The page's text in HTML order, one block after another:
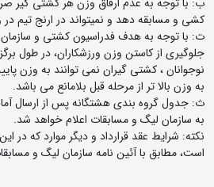
کشی و مسابقه دهد و نمیتواند در ارنج تیم در
ت: با توجه به هدف فدراسیون کشتی و
جلوگیری از کاستن وزن ورزشکاران، در طول
نوجوانان ، کشتی گیران نمی توانند به وزن
به وزن بالا تر از مرحله قبل بلامانع می باشد.
ث: جدول گروه بندی هشتگانه پس از ارسال
به سازمان لیگ و مسابقات اعلام خواهد شد.
نکته: شرایط عقد قرارداد و دیگر موارد که در
است، مطابق با آئین نامه سازمان لیگ و